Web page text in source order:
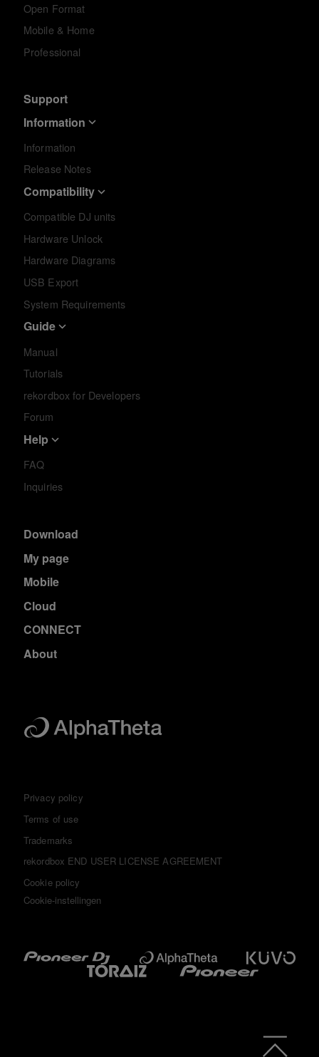
Open Format
Mobile & Home
Professional
Support
Information
Information
Release Notes
Compatibility
Compatible DJ units
Hardware Unlock
Hardware Diagrams
USB Export
System Requirements
Guide
Manual
Tutorials
rekordbox for Developers
Forum
Help
FAQ
Inquiries
Download
My page
Mobile
Cloud
CONNECT
About
Privacy policy
Terms of use
Trademarks
rekordbox END USER LICENSE AGREEMENT
Cookie policy
Cookie-instellingen